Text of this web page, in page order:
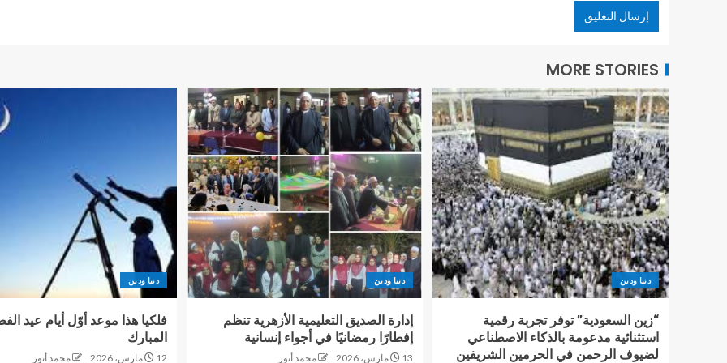
MORE STORIES
دنيا ودين
“زين السعودية” توفر تجربة رقمية
استثنائية مدعومة بالذكاء الاصطناعي
لضيوف الرحمن في الحرمين الشريفين
دنيا ودين
إدارة الصديق التعليمية الأزهرية تنظم
إفطارًا رمضانيًا في أجواء إنسانية
13 مارس، 2026 محمد أنور
دنيا ودين
فلكيا هذا موعد أوّل أيام عيد
المبارك
12 مارس، 2026 محمد أنور